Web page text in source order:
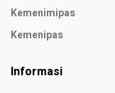
Kemenimipas
Kemenipas
Informasi